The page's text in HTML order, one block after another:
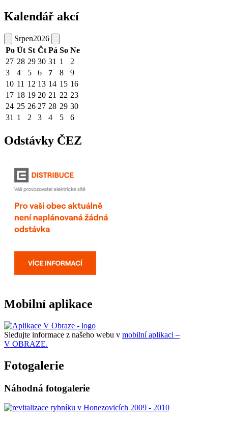
Kalendář akcí
Srpen2026
Po Út St Čt Pá So Ne
27 28 29 30 31 1
2
3
4 5 6 7 8
9
10 11 12 13 14 15 16
17 18 19 20 21 22 23
24 25 26 27 28 29 30
31 1 2 3 4 5 6
Odstávky ČEZ
Mobilní aplikace
Sledujte informace z našeho webu v mobilní aplikaci –
V OBRAZE.
Fotogalerie
Náhodná fotogalerie